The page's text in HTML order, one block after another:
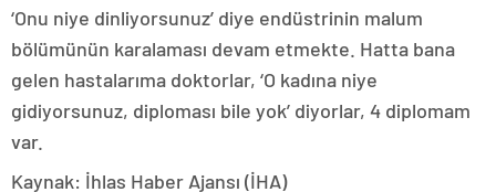
‘Onu niye dinliyorsunuz’ diye endüstrinin malum
bölümünün karalaması devam etmekte. Hatta bana
gelen hastalarıma doktorlar, ‘O kadına niye
gidiyorsunuz, diploması bile yok’ diyorlar, 4 diplomam
var.
Kaynak: İhlas Haber Ajansı (İHA)